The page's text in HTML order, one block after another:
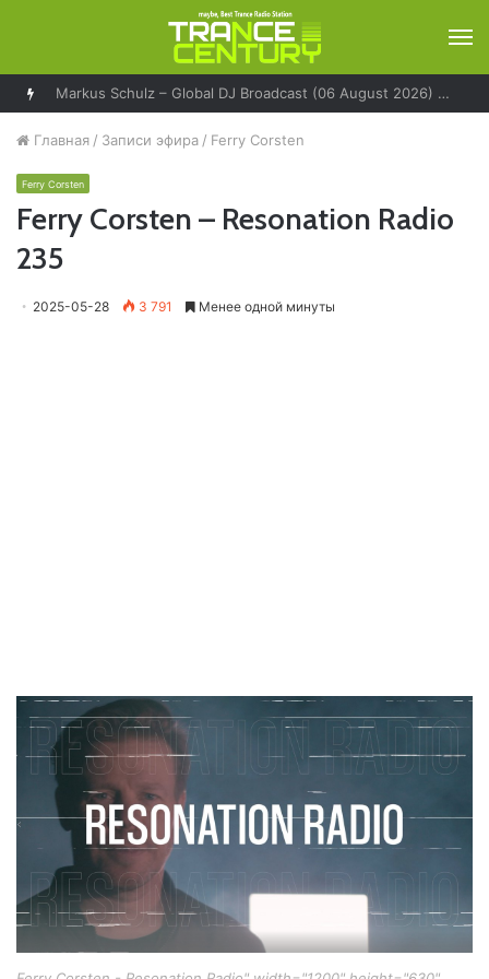
Markus Schulz – Global DJ Broadcast (06 August 2026) – World Tour Los Angeles
Главная / Записи эфира / Ferry Corsten
Ferry Corsten
Ferry Corsten – Resonation Radio
235
2025-05-28 3 791 Менее одной минуты